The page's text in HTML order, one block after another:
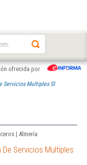
ofrecida por
Servicios Multiples Sl
| Almería
Servicios Multiples